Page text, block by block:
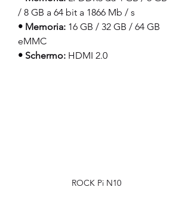
/ 8 GB a 64 bit a 1866 Mb / s
• Memoria: 16 GB / 32 GB / 64 GB
eMMC
• Schermo: HDMI 2.0
ROCK Pi N10